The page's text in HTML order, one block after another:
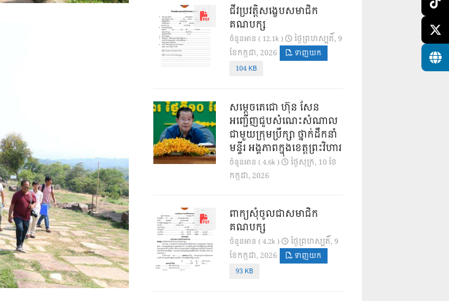
ជីវប្រវត្តិសង្ខេបសមាជិក
គណបក្ស
ចំនួនអាន ( 12.1k )
ថ្ងៃ​ព្រហស្បតិ៍, 9
ខែ​កក្កដា, 2026
ទាញយក
104 KB
សម្តេចតេជោ ហ៊ុន សែន
អញ្ជើញជួបសំណេះសំណាល
ជាមួយក្រុមប្រឹក្សា ថ្នាក់ដឹកនាំ
មន្ទីរ អង្គភាពក្នុងខេត្តព្រះវិហារ
ចំនួនអាន ( 4.6k )
ថ្ងៃ​សុក្រ, 10 ខែ​
កក្កដា, 2026
ពាក្យសុំចូលជាសមាជិក
គណបក្ស
ចំនួនអាន ( 4.2k )
ថ្ងៃ​ព្រហស្បតិ៍, 9
ខែ​កក្កដា, 2026
ទាញយក
93 KB